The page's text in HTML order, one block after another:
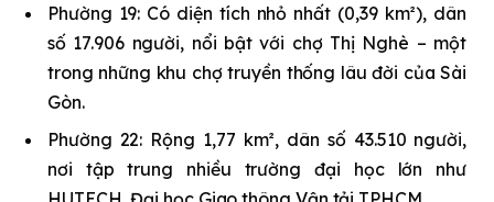
Phường 19: Có diện tích nhỏ nhất (0,39 km²), dân
số 17.906 người, nổi bật với chợ Thị Nghè – một
trong những khu chợ truyền thống lâu đời của Sài
Gòn.
Phường 22: Rộng 1,77 km², dân số 43.510 người,
nơi tập trung nhiều trường đại học lớn như